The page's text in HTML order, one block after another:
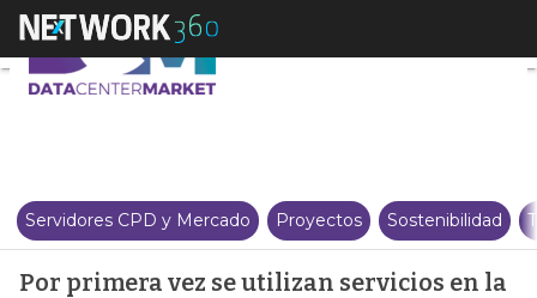
Por primera vez se utilizan
Servidores CPD y Mercado Proyectos Sostenibilidad
Por primera vez se utilizan servicios en la